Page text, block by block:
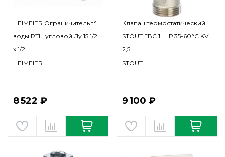
HEIMEIER Ограничитель t°
воды RTL, угловой Ду 15 1/2"
х 1/2"
HEIMEIER
8 522 ₽
Клапан термостатический
STOUT ГВС 1" НР 35-60°С KV
2,5
STOUT
9 100 ₽